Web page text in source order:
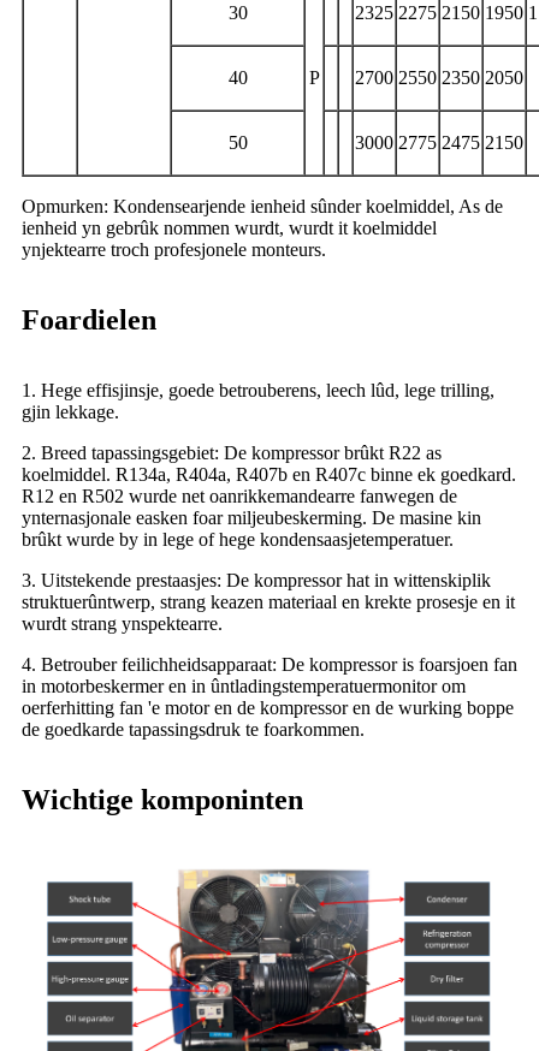
30
P
2325 2275 2150 1950
40 2700 2550 2350 2050
50 3000 2775 2475 2150
Opmurken: Kondensearjende ienheid sûnder koelmiddel, As de
ienheid yn gebrûk nommen wurdt, wurdt it koelmiddel
ynjektearre troch profesjonele monteurs.
Foardielen
1. Hege effisjinsje, goede betrouberens, leech lûd, lege trilling,
gjin lekkage.
2. Breed tapassingsgebiet: De kompressor brûkt R22 as
koelmiddel. R134a, R404a, R407b en R407c binne ek goedkard.
R12 en R502 wurde net oanrikkemandearre fanwegen de
ynternasjonale easken foar miljeubeskerming. De masine kin
brûkt wurde by in lege of hege kondensaasjetemperatuer.
3. Uitstekende prestaasjes: De kompressor hat in wittenskiplik
struktuerûntwerp, strang keazen materiaal en krekte prosesje en it
wurdt strang ynspektearre.
4. Betrouber feilichheidsapparaat: De kompressor is foarsjoen fan
in motorbeskermer en in ûntladingstemperatuermonitor om
oerferhitting fan 'e motor en de kompressor en de wurking boppe
de goedkarde tapassingsdruk te foarkommen.
Wichtige komponinten